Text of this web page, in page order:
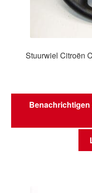
Stuurwiel Citroën